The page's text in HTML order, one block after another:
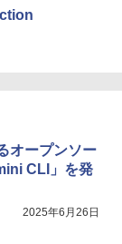
オープンソー
CLI」を発
2025年6月26日